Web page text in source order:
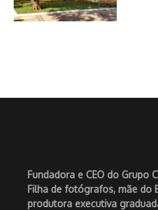
Fundadora e CEO do Grupo
Filha de fotógrafos, mãe do
produtora executiva